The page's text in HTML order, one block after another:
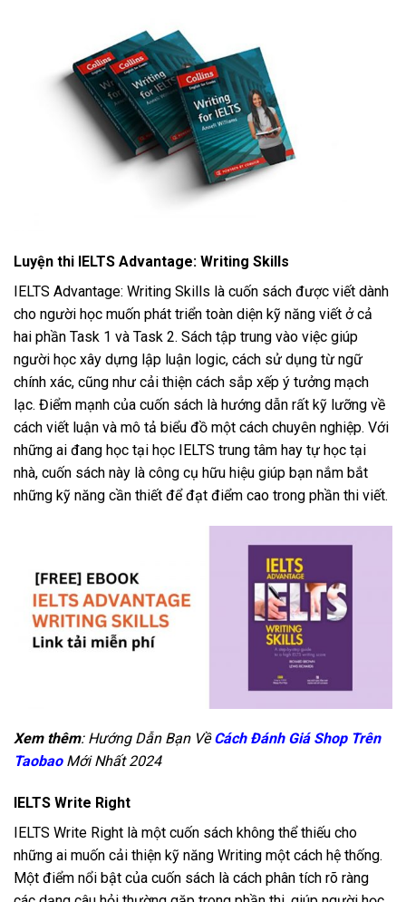
Luyện thi IELTS Advantage: Writing Skills
IELTS Advantage: Writing Skills là cuốn sách được viết dành
cho người học muốn phát triển toàn diện kỹ năng viết ở cả
hai phần Task 1 và Task 2. Sách tập trung vào việc giúp
người học xây dựng lập luận logic, cách sử dụng từ ngữ
chính xác, cũng như cải thiện cách sắp xếp ý tưởng mạch
lạc. Điểm mạnh của cuốn sách là hướng dẫn rất kỹ lưỡng về
cách viết luận và mô tả biểu đồ một cách chuyên nghiệp. Với
những ai đang học tại học IELTS trung tâm hay tự học tại
nhà, cuốn sách này là công cụ hữu hiệu giúp bạn nắm bắt
những kỹ năng cần thiết để đạt điểm cao trong phần thi viết.
Xem thêm: Hướng Dẫn Bạn VềCách Đánh Giá Shop Trên
Taobao Mới Nhất 2024
IELTS Write Right
IELTS Write Right là một cuốn sách không thể thiếu cho
những ai muốn cải thiện kỹ năng Writing một cách hệ thống.
Một điểm nổi bật của cuốn sách là cách phân tích rõ ràng